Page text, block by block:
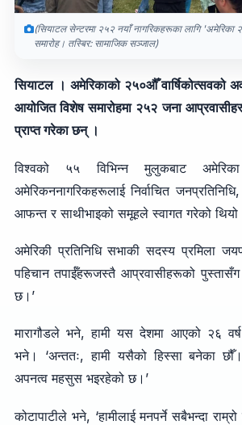
(सियाटल सेन्टरमा २५२ नयाँ नागरिकहरूका लागि 'अमेरिका
समारोह। तस्बिर: सामाजिक सञ्जाल)
सियाटल । अमेरिकाको २५०औँ वार्षिकोत्सवको
आयोजित विशेष समारोहमा २५२ जना
प्राप्त गरेका छन् ।
विश्वको ५५ विभिन्न मुलुकबाट
अमेरिकननागरिकहरूलाई निर्वाचित
आफन्त र साथीभाइको समूहले स्वागत गरेको थियो
अमेरिकी प्रतिनिधि सभाकी सदस्य प्रमिला
पहिचान तपाईँहरूजस्तै आप्रवासीहरूको
छ।’
मारागौडले भने, हामी यस देशमा आएको २६ वर्ष
भने। ‘अन्ततः, हामी यसैको हिस्सा बनेका
अपनत्व महसुस भइरहेको छ।’
कोटापाटीले भने, ‘हामीलाई मनपर्ने सबैभन्दा